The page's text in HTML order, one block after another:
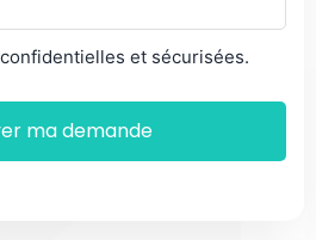
et sécurisées.